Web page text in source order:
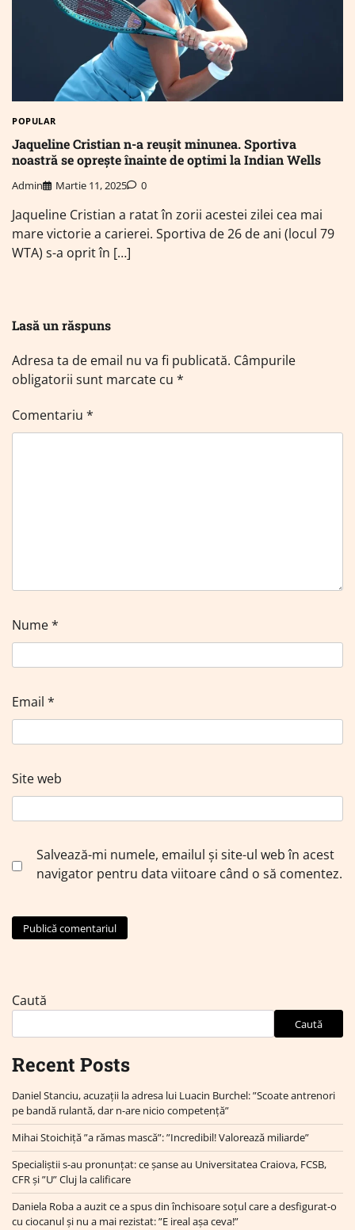
POPULAR
Jaqueline Cristian n-a reușit minunea. Sportiva
noastră se oprește înainte de optimi la Indian Wells
Admin Martie 11, 2025 0
Jaqueline Cristian a ratat în zorii acestei zilei cea mai
mare victorie a carierei. Sportiva de 26 de ani (locul 79
WTA) s-a oprit în […]
Lasă un răspuns
Adresa ta de email nu va fi publicată. Câmpurile
obligatorii sunt marcate cu *
Comentariu *
Nume*
Email *
Site web
Salvează-mi numele, emailul și site-ul web în acest
navigator pentru data viitoare când o să comentez.
Caută
Caută
Recent Posts
Daniel Stanciu, acuzații la adresa lui Luacin Burchel: ”Scoate antrenori
pe bandă rulantă, dar n-are nicio competență”
Mihai Stoichiță ”a rămas mască”: ”Incredibil! Valorează miliarde”
Specialiștii s-au pronunțat: ce șanse au Universitatea Craiova, FCSB,
CFR și ”U” Cluj la calificare
Daniela Roba a auzit ce a spus din închisoare soțul care a desfigurat-o
cu ciocanul și nu a mai rezistat: ”E ireal așa ceva!”